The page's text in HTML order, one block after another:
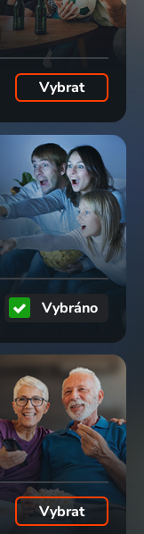
Vybrat
Vybráno
Vybrat